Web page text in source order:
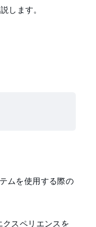
します。
ムを使用する際の
スペリエンスを